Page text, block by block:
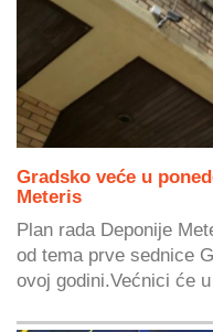
Gradsko veće u
Meteris
Plan rada Deponije
od tema prve sednice
ovoj godini.Većnici će